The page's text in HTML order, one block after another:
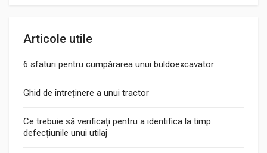
Articole utile
6 sfaturi pentru cumpărarea unui buldoexcavator
Ghid de întreținere a unui tractor
Ce trebuie să verificați pentru a identifica la timp
defecțiunile unui utilaj